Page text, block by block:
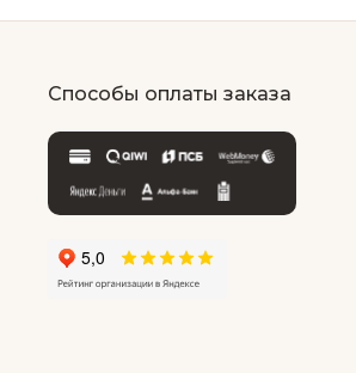
Способы оплаты заказа